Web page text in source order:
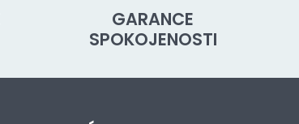
GARANCE
SPOKOJENOSTI